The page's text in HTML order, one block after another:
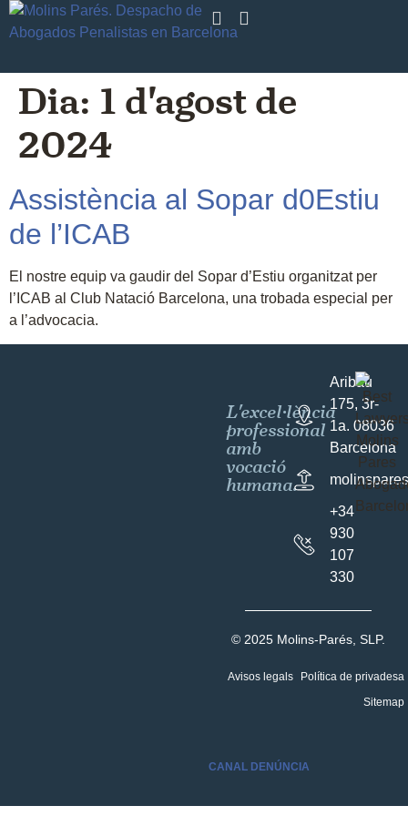
Dia: 1 d'agost de
2024
Assistència al Sopar d0Estiu
de l’ICAB
El nostre equip va gaudir del Sopar d’Estiu organitzat per
l’ICAB al Club Natació Barcelona, ​​una trobada especial per
a l’advocacia.
L'excel·lència
professional
amb
vocació
humana.
Aribau
175, 3r-
1a. 08036
Barcelona
+34
930
107
330
© 2025 Molins-Parés, SLP.
Avisos legals
Política de privadesa
Sitemap
CANAL DENÚNCIA